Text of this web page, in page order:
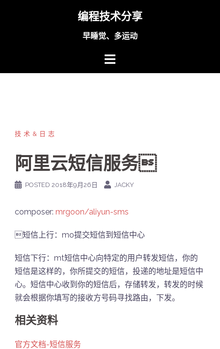
编程技术分享
早睡觉、多运动
技术&日志
阿里云短信服务
POSTED 2018年9月26日 JACKY
composer: mrgoon/aliyun-sms
短信上行：mo提交短信到短信中心
短信下行：mt短信中心向特定的用户转发短信，你的
短信是这样的，你所提交的短信，投递的地址是短信中
心。短信中心收到你的短信后，存储转发，转发的时候
就会根据你填写的接收方号码寻找路由，下发。
相关资料
官方文档-短信服务